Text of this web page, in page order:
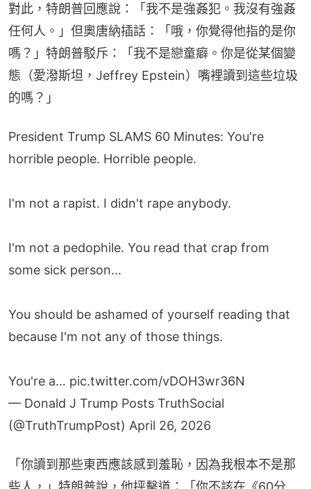
對此，特朗普回應說：「我不是強姦犯。我沒有強姦
任何人。」但奧唐納插話：「哦，你覺得他指的是你
嗎？」特朗普駁斥：「我不是戀童癖。你是從某個變
態（愛潑斯坦，Jeffrey Epstein）嘴裡讀到這些垃圾
的嗎？」
President Trump SLAMS 60 Minutes: You're
horrible people. Horrible people.
I'm not a rapist. I didn't rape anybody.
I'm not a pedophile. You read that crap from
some sick person...
You should be ashamed of yourself reading that
because I'm not any of those things.
You're a… pic.twitter.com/vDOH3wr36N
— Donald J Trump Posts TruthSocial
(@TruthTrumpPost) April 26, 2026
「你讀到那些東西應該感到羞恥，因為我根本不是那